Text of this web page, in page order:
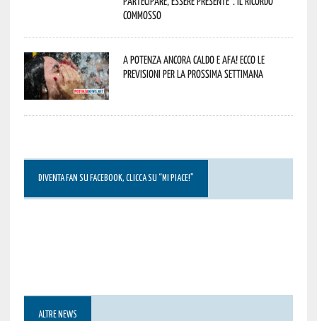
commosso
A Potenza ancora caldo e afa! Ecco le
previsioni per la prossima settimana
DIVENTA FAN SU FACEBOOK, CLICCA SU “MI PIACE!”
ALTRE NEWS